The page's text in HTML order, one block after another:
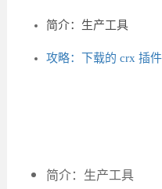
简介：生产工具
攻略：下载的 crx 插
简介：生产工具